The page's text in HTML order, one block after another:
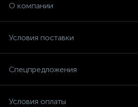
О компании
Условия поставки
Спецпредложения
Условия оплаты